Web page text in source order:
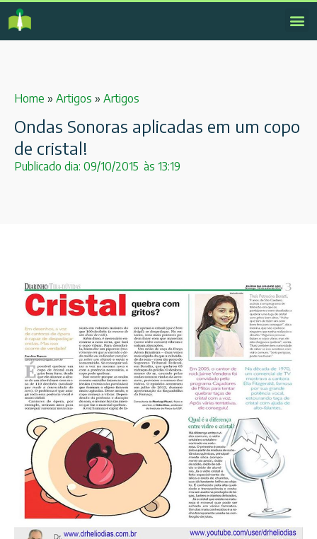
Home » Artigos » Artigos
Ondas Sonoras aplicadas em um copo
de cristal!
Publicado dia: 09/10/2015 às 13:19